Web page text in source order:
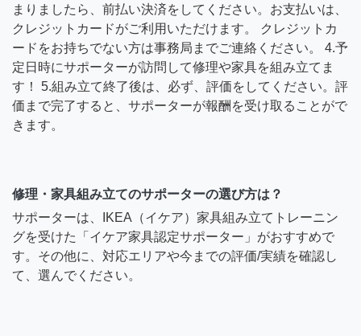
まりましたら、前払い決済をしてください。お支払いは、
クレジットカードがご利用いただけます。 クレジットカ
ードをお持ちでない方は事務局までご連絡ください。 4.予
定日時にサポーターが訪問して修理や家具を組み立てま
す！ 5.組み立て終了後は、必ず、評価をしてください。評
価まで完了すると、サポーターが報酬を受け取ることがで
きます。
修理・家具組み立てのサポーターの選び方は？
サポーターは、IKEA（イケア）家具組み立てトレーニン
グを受けた「イケア家具認定サポーター」がおすすめで
す。その他に、対応エリアや今までの評価/実績を確認し
て、選んでください。